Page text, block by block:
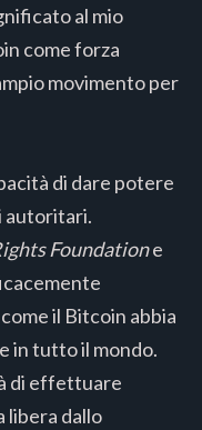
al mio
come forza
movimento per
di dare potere
autoritari.
Foundatione
il Bitcoin abbia
in tutto il mondo.
di effettuare
libera dallo